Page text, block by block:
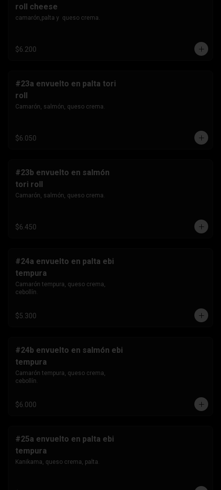
roll cheese
camarón,palta y  queso crema.
$6.200
#23a envuelto en palta tori
roll
Camarón, salmón, queso crema.
$6.050
#23b envuelto en salmón
tori roll
Camarón, salmón, queso crema.
$6.450
#24a envuelto en palta ebi
tempura
Camarón tempura, queso crema,
cebollín.
$5.300
#24b envuelto en salmón ebi
tempura
Camarón tempura, queso crema,
cebollín.
$6.000
#25a envuelto en palta ebi
tempura
Kanikama, queso crema, palta.